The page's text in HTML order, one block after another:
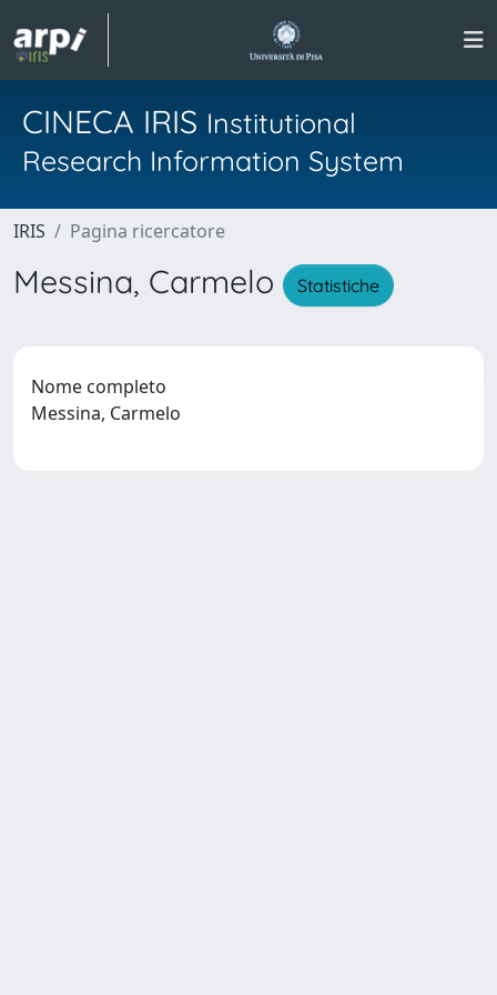
CINECA IRIS Institutional
Research Information System
IRIS Pagina ricercatore
Messina, Carmelo Statistiche
Nome completo
Messina, Carmelo